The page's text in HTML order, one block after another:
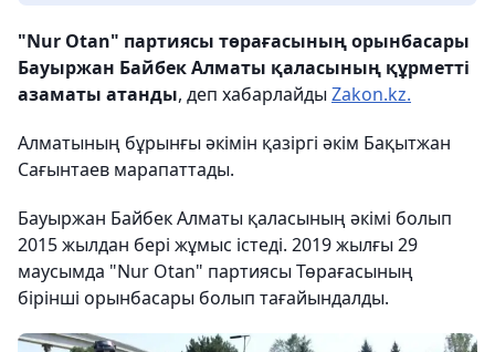
"Nur Otan" партиясы төрағасының орынбасары
Бауыржан Байбек Алматы қаласының құрметті
азаматы атанды, деп хабарлайды Zakon.kz.
Алматының бұрынғы әкімін қазіргі әкім Бақытжан
Сағынтаев марапаттады.
Бауыржан Байбек Алматы қаласының әкімі болып
2015 жылдан бері жұмыс істеді. 2019 жылғы 29
маусымда "Nur Otan" партиясы Төрағасының
бірінші орынбасары болып тағайындалды.